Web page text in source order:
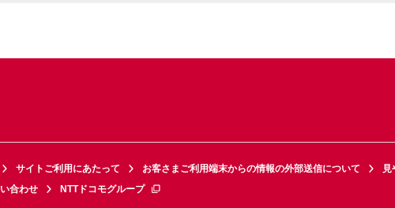
サイトご利用にあたって お客さまご利用端末からの情報の外部送信について
見
合わせ NTTドコモグループ